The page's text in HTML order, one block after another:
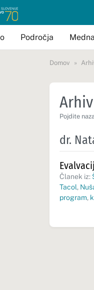
Področja
Domov
Pojdite
dr.
Članek iz:
Tacol,
program,